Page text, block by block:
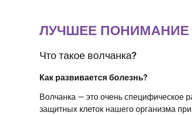
ЛУЧШЕЕ ПОНИМАНИЕ
Что такое волчанка?
Как развивается болезнь?
Волчанка — это очень специфическое
защитных клеток нашего организма